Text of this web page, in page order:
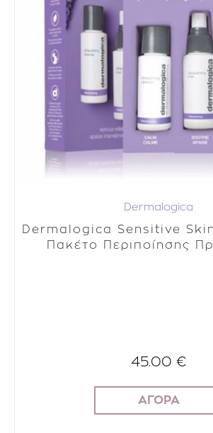
Dermalogica
Dermalogica Sensitive
Πακέτο Περιποίησης
45.00 €
ΑΓΟΡΑ